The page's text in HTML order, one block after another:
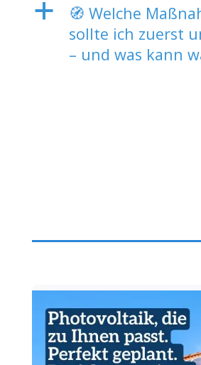
a
🧭 Welche
sollte ich zuerst
– und was kann